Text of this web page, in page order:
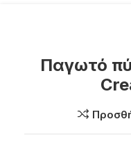
Παγωτό